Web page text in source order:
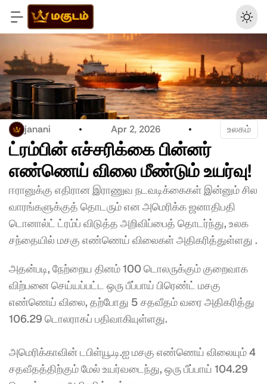
janani Apr 2, 2026 உலகம்
ட்ரம்பின் எச்சரிக்கை பின்னர்
ஈரானுக்கு எதிரான இராணுவ நடவடிக்கைகள் இன்னும் சில
வாரங்களுக்குத் தொடரும் என அமெரிக்க ஜனாதிபதி
டொனால்ட் ட்ரம்ப் விடுத்த அறிவிப்பைத் தொடர்ந்து, உலக
சந்தையில் மசகு எண்ணெய் விலைகள் அதிகரித்துள்ளது .
அதன்படி, நேற்றைய தினம் 100 டொலருக்கும் குறைவாக
விற்பனை செய்யப்பட்ட ஒரு பீப்பாய் பிரெண்ட் மசகு
எண்ணெய் விலை, தற்போது 5 சதவீதம் வரை அதிகரித்து
106.29 டொலராகப் பதிவாகியுள்ளது.
அமெரிக்காவின் டபிள்யூ.டி.ஐ மசகு எண்ணெய் விலையும் 4
சதவீதத்திற்கும் மேல் உயர்வடைந்து, ஒரு பீப்பாய் 104.29